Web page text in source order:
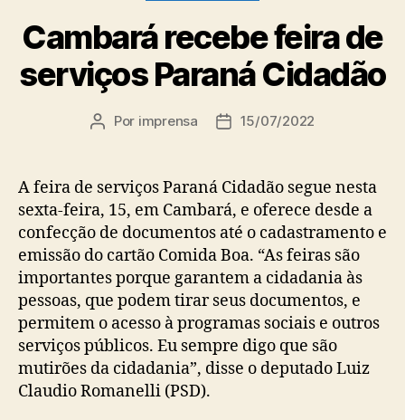
Cambará recebe feira de
serviços Paraná Cidadão
Autor
Por imprensa
Data15/07/2022
A feira de serviços Paraná Cidadão segue nesta
sexta-feira, 15, em Cambará, e oferece desde a
confecção de documentos até o cadastramento e
emissão do cartão Comida Boa. “As feiras são
importantes porque garantem a cidadania às
pessoas, que podem tirar seus documentos, e
permitem o acesso à programas sociais e outros
serviços públicos. Eu sempre digo que são
mutirões da cidadania”, disse o deputado Luiz
Claudio Romanelli (PSD).